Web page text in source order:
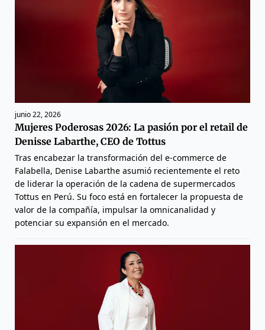
junio 22, 2026
Mujeres Poderosas 2026: La pasión por el retail de
Denisse Labarthe, CEO de Tottus
Tras encabezar la transformación del e-commerce de
Falabella, Denise Labarthe asumió recientemente el reto
de liderar la operación de la cadena de supermercados
Tottus en Perú. Su foco está en fortalecer la propuesta de
valor de la compañía, impulsar la omnicanalidad y
potenciar su expansión en el mercado.